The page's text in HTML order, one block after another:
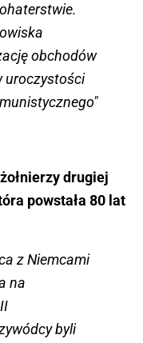
obchodów
uroczystości
drugiej
powstała 80 lat
z Niemcami
na
byli